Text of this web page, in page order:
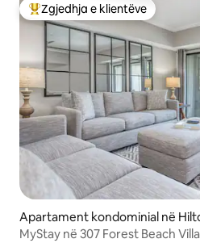
Më të mirat e zgjedhjeve të
Zgjedhja e klientëve
Apartament kondominial në
MyStay në 307 Forest Beach